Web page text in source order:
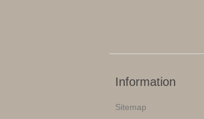
Information
Sitemap